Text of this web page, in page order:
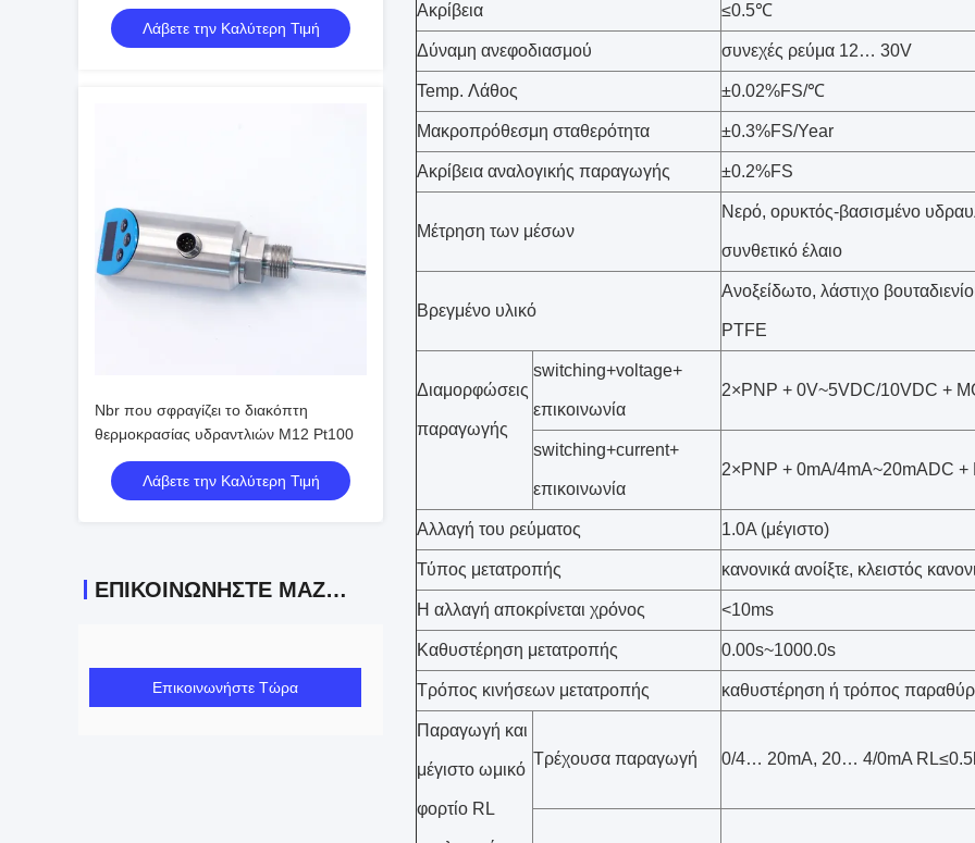
Λάβετε την Καλύτερη Τιμή
Nbr που σφραγίζει το διακόπτη
θερμοκρασίας υδραντλιών M12 Pt100
Λάβετε την Καλύτερη Τιμή
ΕΠΙΚΟΙΝΩΝΉΣΤΕ ΜΑΖΊ ΜΑΣ
Επικοινωνήστε Τώρα
Ακρίβεια ≤0.5℃
Δύναμη ανεφοδιασμού συνεχές ρεύμα 12… 30V
Temp. Λάθος ±0.02%FS/℃
Μακροπρόθεσμη σταθερότητα ±0.3%FS/Year
Ακρίβεια αναλογικής παραγωγής ±0.2%FS
Μέτρηση των μέσων
Νερό, ορυκτός-βασισμένο
συνθετικό έλαιο
Βρεγμένο υλικό
Ανοξείδωτο, λάστιχο
PTFE
Διαμορφώσεις
παραγωγής
switching+voltage+
επικοινωνία
2×PNP + 0V~5VDC/10VDC +
switching+current+
επικοινωνία
2×PNP + 0mA/4mA~20mADC +
Αλλαγή του ρεύματος 1.0A (μέγιστο)
Τύπος μετατροπής κανονικά ανοίξτε, κλειστός
Η αλλαγή αποκρίνεται χρόνος <10ms
Καθυστέρηση μετατροπής 0.00s~1000.0s
Τρόπος κινήσεων μετατροπής καθυστέρηση ή τρόπος
Παραγωγή και
μέγιστο ωμικό
φορτίο RL
Τρέχουσα παραγωγή 0/4… 20mA, 20… 4/0mA